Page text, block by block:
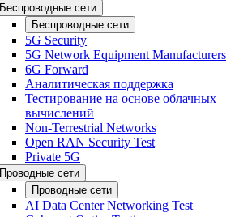
Беспроводные сети
Беспроводные сети
5G Security
5G Network Equipment Manufacturers
6G Forward
Аналитическая поддержка
Тестирование на основе облачных
вычислений
Non-Terrestrial Networks
Open RAN Security Test
Private 5G
Проводные сети
Проводные сети
AI Data Center Networking Test